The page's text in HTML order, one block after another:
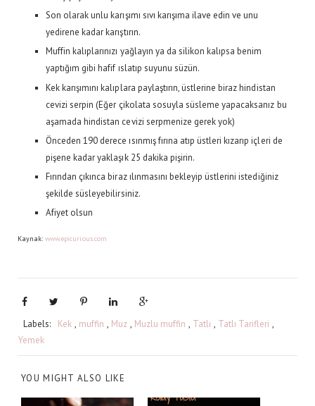
Son olarak unlu karışımı sıvı karışıma ilave edin ve unu
yedirene kadar karıştırın.
Muffin kalıplarınızı yağlayın ya da silikon kalıpsa benim
yaptığım gibi hafif ıslatıp suyunu süzün.
Kek karışımını kalıplara paylaştırın, üstlerine biraz hindistan
cevizi serpin (Eğer çikolata sosuyla süsleme yapacaksanız bu
aşamada hindistan cevizi serpmenize gerek yok)
Önceden 190 derece ısınmış fırına atıp üstleri kızarıp içleri de
pişene kadar yaklaşık 25 dakika pişirin.
Fırından çıkınca biraz ılınmasını bekleyip üstlerini istediğiniz
şekilde süsleyebilirsiniz.
Afiyet olsun
Kaynak:www.epicurious.com
Labels: Kek , muffin , Muz , Muzlu muffin , Tatlı , Tatlı Tarifleri ,
Yemek
YOU MIGHT ALSO LIKE